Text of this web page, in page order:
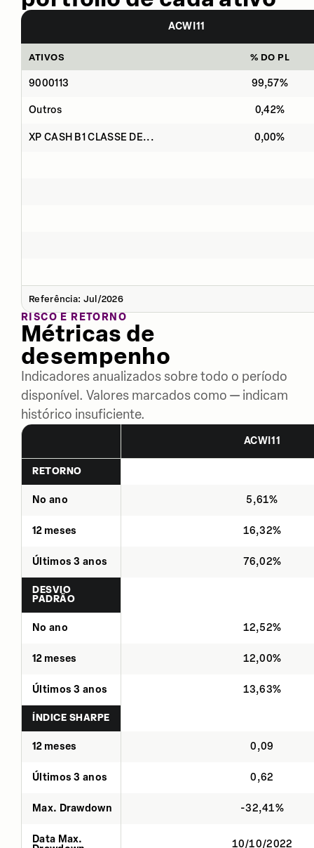
ACWI11
ATIVOS % DO PL
9000113 99,57%
Outros 0,42%
XP CASH B1 CLASSE DE... 0,00%
Referência: Jul/2026
RISCO E RETORNO
Métricas de
desempenho
Indicadores anualizados sobre todo o período
disponível. Valores marcados como — indicam
histórico insuficiente.
ACWI11
RETORNO
No ano 5,61%
12 meses 16,32%
Últimos 3 anos 76,02%
DESVIO
PADRÃO
No ano 12,52%
12 meses 12,00%
Últimos 3 anos 13,63%
ÍNDICE SHARPE
12 meses 0,09
Últimos 3 anos 0,62
Max. Drawdown -32,41%
Data Max.
10/10/2022